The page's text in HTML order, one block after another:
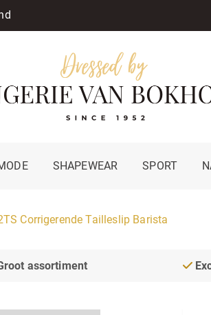
SHAPEWEAR SPORT
Corrigerende Tailleslip Barista
assortiment